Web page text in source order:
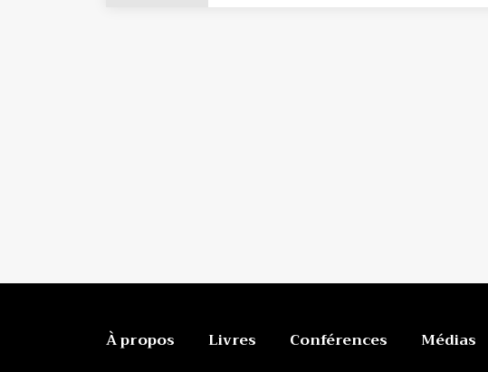
À propos Livres Conférences Médias